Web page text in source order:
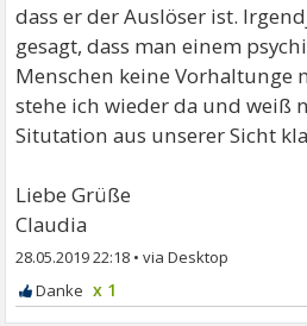
dass er der Auslöser ist.
gesagt, dass man einem
Menschen keine Vorhaltunge
stehe ich wieder da und weiß
Situtation aus unserer Sicht
Liebe Grüße
Claudia
28.05.2019 22:18 •
x 1